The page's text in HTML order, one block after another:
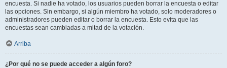
encuesta. Si nadie ha votado, los usuarios pueden borrar la encuesta o editar
las opciones. Sin embargo, si algún miembro ha votado, solo moderadores o
administradores pueden editar o borrar la encuesta. Esto evita que las
encuestas sean cambiadas a mitad de la votación.
Arriba
¿Por qué no se puede acceder a algún foro?